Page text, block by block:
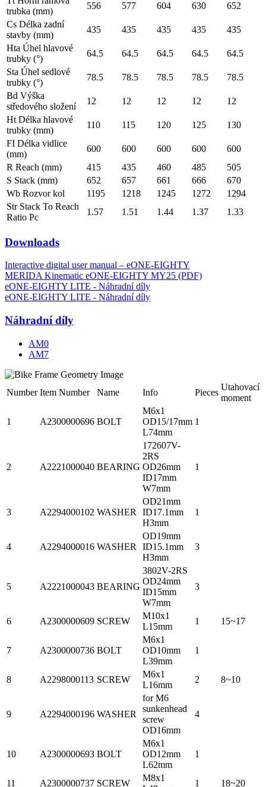
trubka (mm)
556 577 604 630
652
Cs Délka zadní
stavby (mm)
435 435 435 435
435
Hta Úhel hlavové
trubky (°)
64.5 64.5 64.5 64.5
64.5
Sta Úhel sedlové
trubky (°)
78.5 78.5 78.5 78.5
78.5
Bd Výška
středového složení
12 12 12 12
12
Ht Délka hlavové
trubky (mm)
110 115 120 125
130
FI Délka vidlice
(mm)
600 600 600 600
600
R Reach (mm)
415 435 460 485
505
S Stack (mm)
652 657 661 666
670
Wb Rozvor kol
1195 1218 1245 1272
1294
Str Stack To Reach
Ratio Pc
1.57 1.51 1.44 1.37 1.33
Downloads
Interactive digital user manual – eONE-EIGHTY
MERIDA Kinematic eONE-EIGHTY MY25 (PDF)
eONE-EIGHTY LITE - Náhradní díly
eONE-EIGHTY LITE - Náhradní díly
Náhradní díly
AM0
AM7
Number Item Number Name Info Pieces
Utahovací
moment
1 A2300000696 BOLT
M6x1
OD15/17mm
L74mm
1
2 A2221000040 BEARING
172607V-
2RS
OD26mm
ID17mm
W7mm
1
3 A2294000102 WASHER
OD21mm
ID17.1mm
H3mm
1
4 A2294000016 WASHER
OD19mm
ID15.1mm
H3mm
3
5 A2221000043 BEARING
3802V-2RS
OD24mm
ID15mm
W7mm
3
6 A2300000609 SCREW
M10x1
L15mm
1 15~17
7 A2300000736 BOLT
M6x1
OD10mm
L39mm
1
8 A2298000113 SCREW
M6x1
L16mm
2 8~10
9 A2294000196 WASHER
for M6
sunkenhead
screw
OD16mm
4
10 A2300000693 BOLT
M6x1
OD12mm
L62mm
1
11 A2300000737 SCREW
M8x1
1 18~20